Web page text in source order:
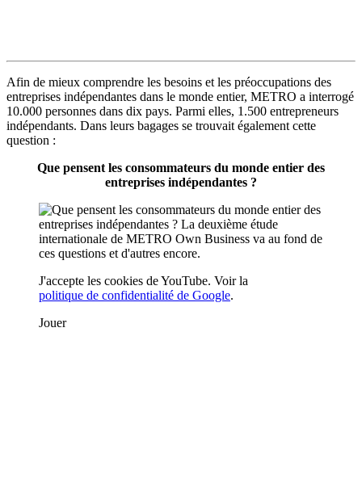
Afin de mieux comprendre les besoins et les préoccupations des
entreprises indépendantes dans le monde entier, METRO a interrogé
10.000 personnes dans dix pays. Parmi elles, 1.500 entrepreneurs
indépendants. Dans leurs bagages se trouvait également cette
question :
Que pensent les consommateurs du monde entier des
entreprises indépendantes ?
J'accepte les cookies de YouTube. Voir la
politique de confidentialité de Google.
Jouer